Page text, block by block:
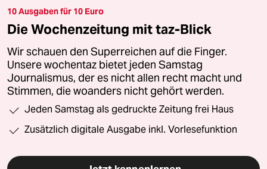
10 Ausgaben für 10 Euro
Die Wochenzeitung mit taz-Blick
Wir schauen den Superreichen auf die Finger.
Unsere wochentaz bietet jeden Samstag
Journalismus, der es nicht allen recht macht und
Stimmen, die woanders nicht gehört werden.
Jeden Samstag als gedruckte Zeitung frei Haus
Zusätzlich digitale Ausgabe inkl. Vorlesefunktion